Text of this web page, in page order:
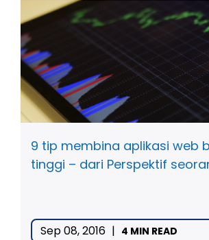
9 tip membina aplikasi web
tinggi – dari Perspektif
Sep 08, 2016 | 4 MIN READ